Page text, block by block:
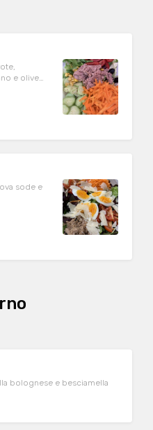
e olive
sode e
bolognese e besciamella